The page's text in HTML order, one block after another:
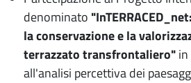
denominato
la conservazione e la
terrazzato transfrontaliero"
all'analisi percettiva dei